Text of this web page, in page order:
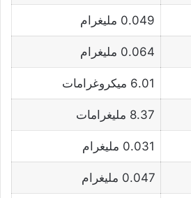
0.049 مليغرام
0.064 مليغرام
6.01 ميكروغرامات
8.37 مليغرامات
0.031 مليغرام
0.047 مليغرام